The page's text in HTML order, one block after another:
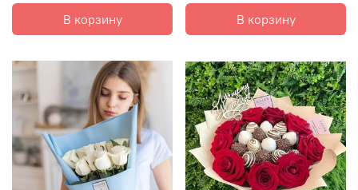
В корзину В корзину